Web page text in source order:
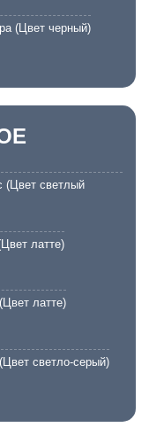
(Цвет черный)
(Цвет светлый
латте)
латте)
светло-серый)